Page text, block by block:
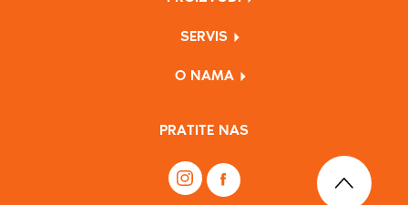
SERVIS
O NAMA
PRATITE NAS